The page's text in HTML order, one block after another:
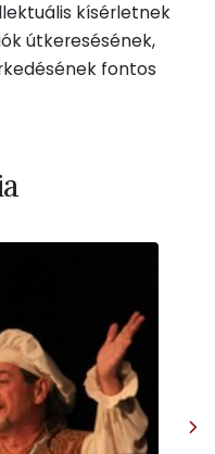
kísérletnek
útkeresésének,
fontos